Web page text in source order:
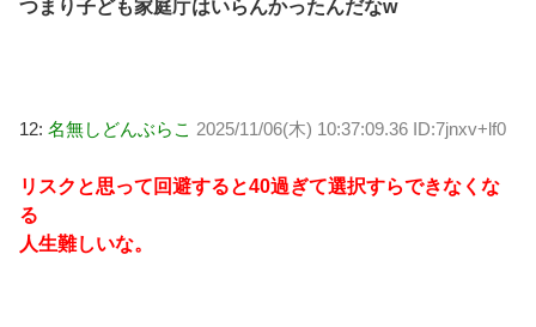
つまり子ども家庭庁はいらんかったんだなw
12: 名無しどんぶらこ 2025/11/06(木) 10:37:09.36 ID:7jnxv+lf0
リスクと思って回避すると40過ぎて選択すらできなくな
る
人生難しいな。